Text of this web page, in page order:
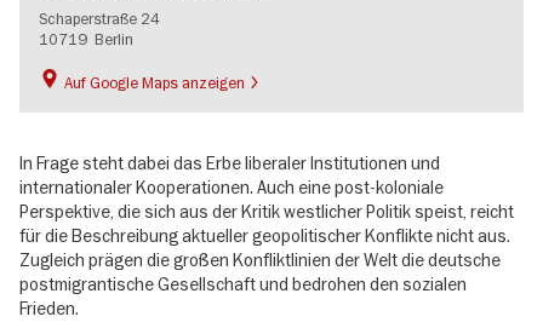
Schaperstraße 24
10719 Berlin
Auf Google Maps anzeigen
In Frage steht dabei das Erbe liberaler Institutionen und
internationaler Kooperationen. Auch eine post-koloniale
Perspektive, die sich aus der Kritik westlicher Politik speist, reicht
für die Beschreibung aktueller geopolitischer Konflikte nicht aus.
Zugleich prägen die großen Konfliktlinien der Welt die deutsche
postmigrantische Gesellschaft und bedrohen den sozialen
Frieden.